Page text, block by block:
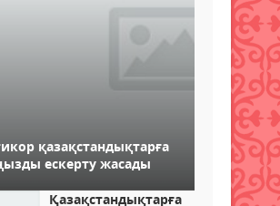
қазақстандықтарға
ескерту жасады
Қазақстандықтарға